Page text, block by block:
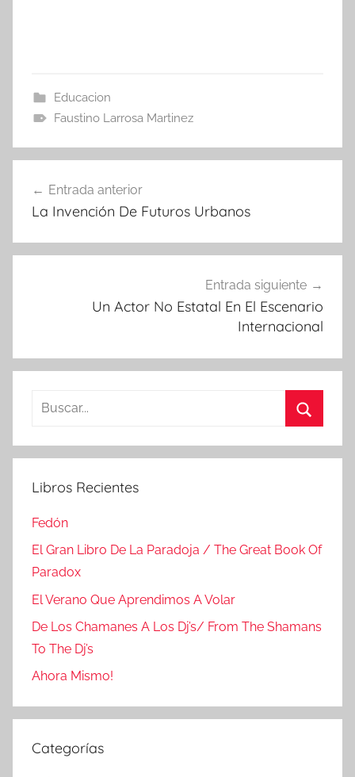
Educacion
Faustino Larrosa Martinez
de
Entrada anterior
La Invención De Futuros Urbanos
Entrada siguiente
Un Actor No Estatal En El Escenario
Internacional
Buscar:
Libros Recientes
Fedón
El Gran Libro De La Paradoja / The Great Book Of
Paradox
El Verano Que Aprendimos A Volar
De Los Chamanes A Los Dj’s/ From The Shamans
To The Dj’s
Ahora Mismo!
Categorías